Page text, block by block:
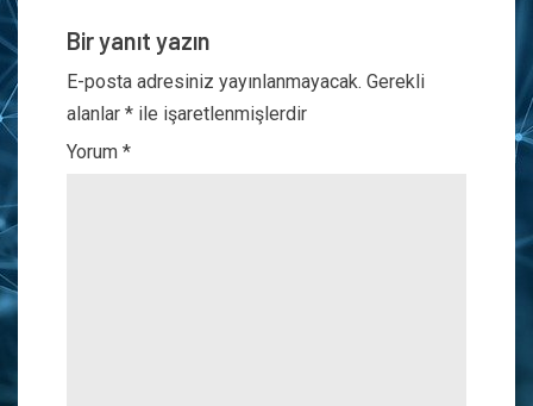
Bir yanıt yazın
E-posta adresiniz yayınlanmayacak. Gerekli
alanlar * ile işaretlenmişlerdir
Yorum *